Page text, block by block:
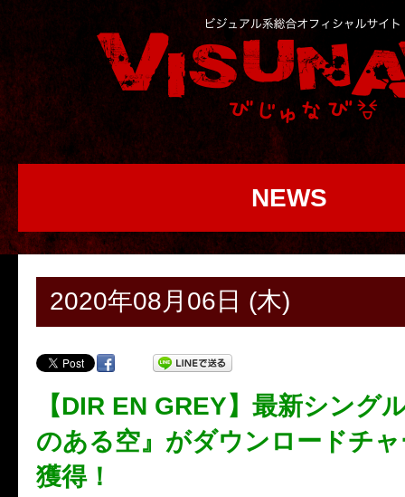
NEWS
2020年08月06日 (木)
【DIR EN GREY】最新シング
のある空』がダウンロードチ
獲得！